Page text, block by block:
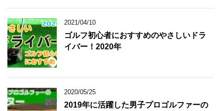
2021/04/10
ゴルフ初心者におすすめのやさしいドラ
イバー！2020年
2020/05/25
2019年に活躍した男子プロゴルファーの